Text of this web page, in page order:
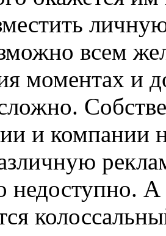
всем
моментах и
и компании
недоступно.